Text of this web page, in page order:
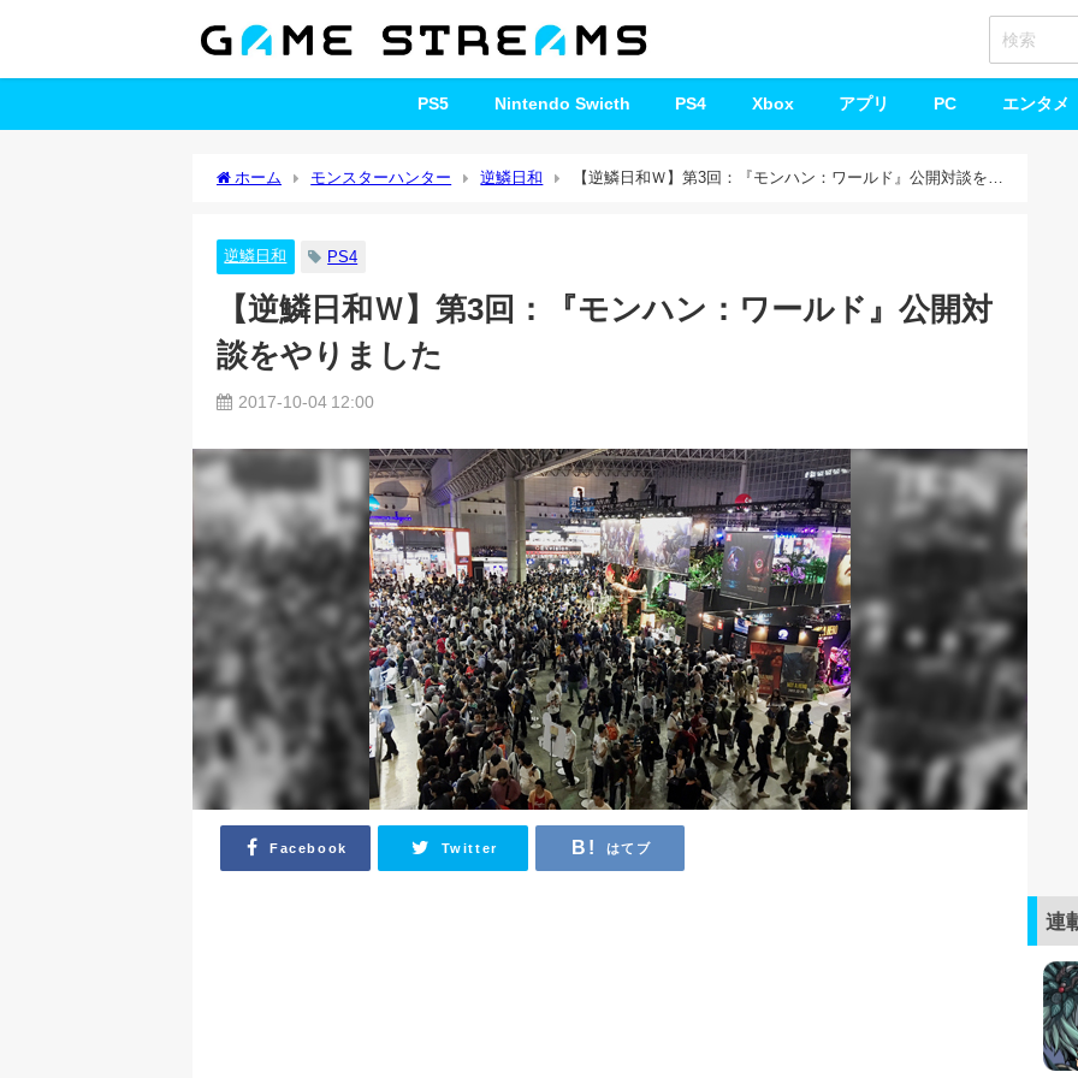
PS5 Nintendo Swicth PS4 Xbox アプリ PC エンタメ
ホーム モンスターハンター 逆鱗日和
【逆鱗日和Ｗ】第3回：『モンハン：ワールド』公開対談をや
逆鱗日和 PS4
【逆鱗日和Ｗ】第3回：『モンハン：ワールド』公開対
談をやりました
2017-10-04 12:00
Facebook Twitter はてブ
連